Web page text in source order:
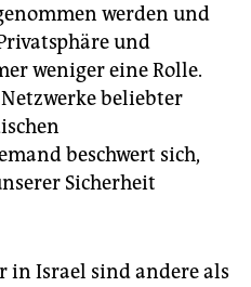
werden und
und
weniger eine Rolle.
beliebter
beschwert sich,
Sicherheit
in Israel sind andere als